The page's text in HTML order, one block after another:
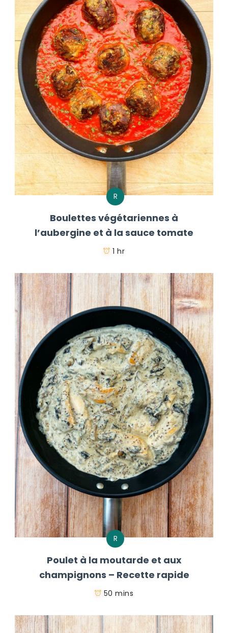
R
Boulettes végétariennes à
l’aubergine et à la sauce tomate
1 hr
R
Poulet à la moutarde et aux
champignons – Recette rapide
50 mins